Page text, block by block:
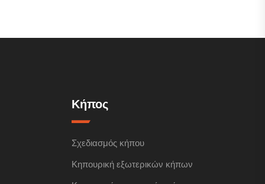
Κήπος
Σχεδιασμός κήπου
Κηπουρική εξωτερικών κήπων